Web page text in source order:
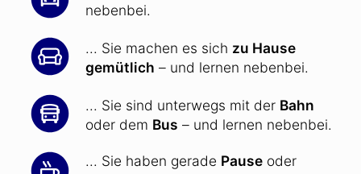
nebenbei.
... Sie machen es sich zu Hause
gemütlich – und lernen nebenbei.
... Sie sind unterwegs mit der Bahn
oder dem Bus – und lernen nebenbei.
... Sie haben gerade Pause oder